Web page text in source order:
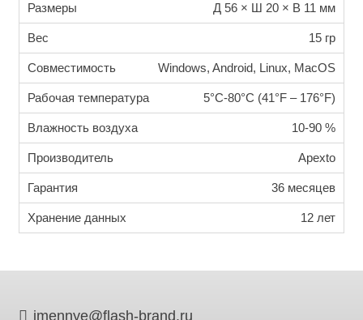
Размеры Д 56 × Ш 20 × В 11 мм
Вес 15 гр
Совместимость Windows, Android, Linux, MacOS
Рабочая температура 5°C-80°C (41°F – 176°F)
Влажность воздуха 10-90 %
Производитель Apexto
Гарантия 36 месяцев
Хранение данных 12 лет
imennye@flash-brand.ru